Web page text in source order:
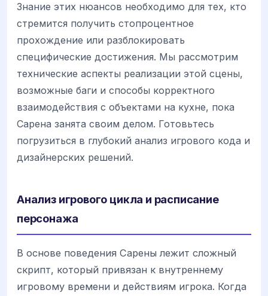
Знание этих нюансов необходимо для тех, кто
стремится получить стопроцентное
прохождение или разблокировать
специфические достижения. Мы рассмотрим
технические аспекты реализации этой сцены,
возможные баги и способы корректного
взаимодействия с объектами на кухне, пока
Сарена занята своим делом. Готовьтесь
погрузиться в глубокий анализ игрового кода и
дизайнерских решений.
Анализ игрового цикла и расписание
персонажа
В основе поведения Сарены лежит сложный
скрипт, который привязан к внутреннему
игровому времени и действиям игрока. Когда